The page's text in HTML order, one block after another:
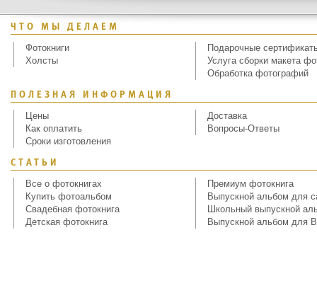
ЧТО МЫ ДЕЛАЕМ
Фотокниги
Холсты
Подарочные
Услуга сборки макета
Обработка фотографий
ПОЛЕЗНАЯ ИНФОРМАЦИЯ
Цены
Как оплатить
Сроки изготовления
Доставка
Вопросы-Ответы
СТАТЬИ
Все о фотокнигах
Купить фотоальбом
Свадебная фотокнига
Детская фотокнига
Премиум фотокнига
Выпускной альбом для
Школьный выпускной
Выпускной альбом для